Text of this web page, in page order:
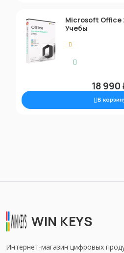
Microsoft Office
Учебы
18 990
В
WIN KEYS
Интернет-магазин цифровых